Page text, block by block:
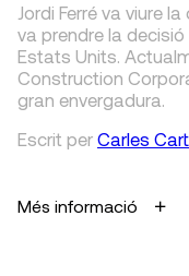
Jordi Ferré va viure
va prendre la
Estats Units.
Construction
gran envergadura.
Escrit per Carles
Més informació